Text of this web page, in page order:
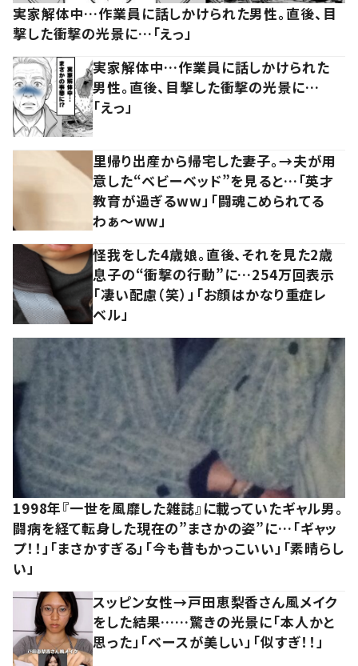
実家解体中…作業員に話しかけられた男性。直後、目
撃した衝撃の光景に…「えっ」
実家解体中…作業員に話しかけられた
男性。直後、目撃した衝撃の光景に…
「えっ」
里帰り出産から帰宅した妻子。→夫が用
意した“ベビーベッド”を見ると…「英才
教育が過ぎるww」「闘魂こめられてる
わぁ～ww」
怪我をした4歳娘。直後、それを見た2歳
息子の“衝撃の行動”に…254万回表示
「凄い配慮（笑）」「お顔はかなり重症レ
ベル」
1998年『一世を風靡した雑誌』に載っていたギャル男。
闘病を経て転身した現在の”まさかの姿”に…「ギャッ
プ！！」「まさかすぎる」「今も昔もかっこいい」「素晴らし
い」
スッピン女性→戸田恵梨香さん風メイク
をした結果……驚きの光景に「本人かと
思った」「ベースが美しい」「似すぎ！！」